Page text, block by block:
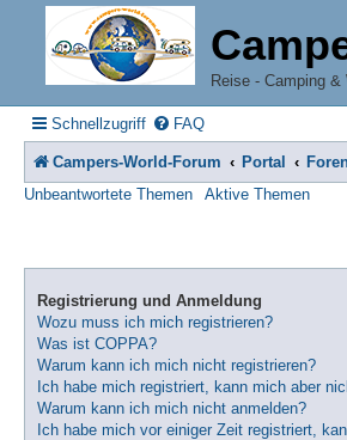
Reise - Camping &
Schnellzugriff FAQ
Campers-World-Forum Portal
Unbeantwortete Themen
Aktive Themen
Registrierung und Anmeldung
Wozu muss ich mich registrieren?
Was ist COPPA?
Warum kann ich mich nicht registrieren?
Ich habe mich registriert, kann mich aber
Warum kann ich mich nicht anmelden?
Ich habe mich vor einiger Zeit registriert,